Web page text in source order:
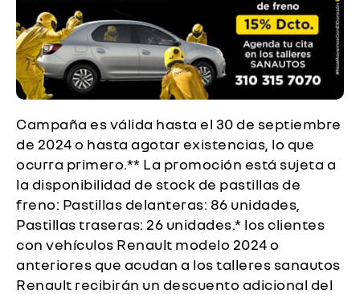
Campaña es válida hasta el 30 de septiembre
de 2024 o hasta agotar existencias, lo que
ocurra primero.** La promoción está sujeta a
la disponibilidad de stock de pastillas de
freno: Pastillas delanteras: 86 unidades,
Pastillas traseras: 26 unidades.* los clientes
con vehículos Renault modelo 2024 o
anteriores que acudan a los talleres sanautos
Renault recibirán un descuento adicional del